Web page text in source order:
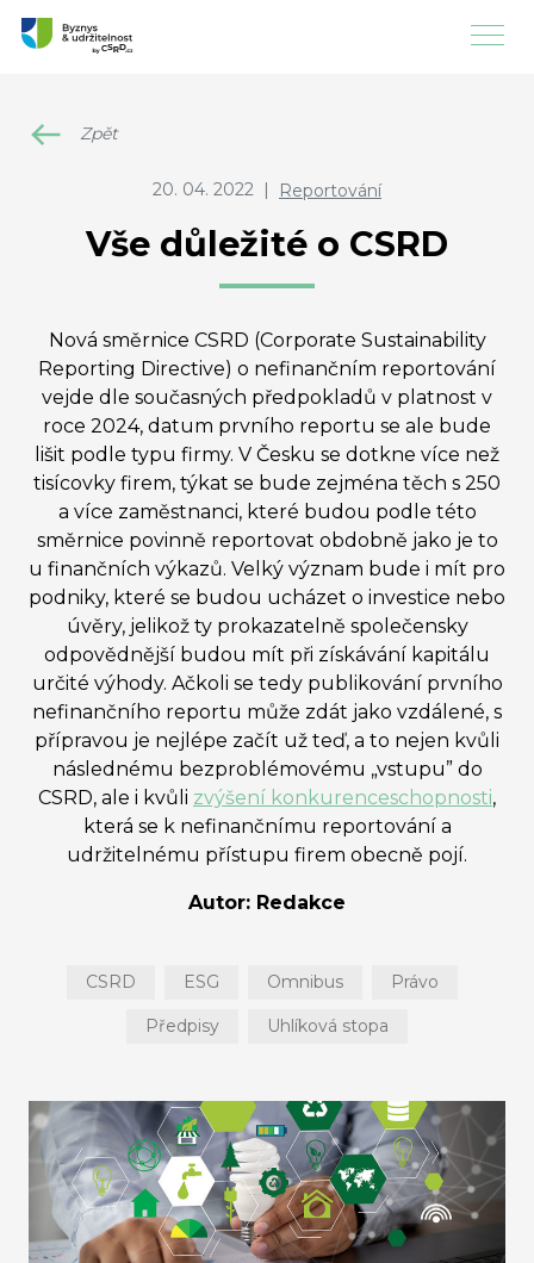
Zpět
20. 04. 2022 | Reportování
Vše důležité o CSRD
Nová směrnice CSRD (Corporate Sustainability
Reporting Directive) o nefinančním reportování
vejde dle současných předpokladů v platnost v
roce 2024, datum prvního reportu se ale bude
lišit podle typu firmy. V Česku se dotkne více než
tisícovky firem, týkat se bude zejména těch s 250
a více zaměstnanci, které budou podle této
směrnice povinně reportovat obdobně jako je to
u finančních výkazů. Velký význam bude i mít pro
podniky, které se budou ucházet o investice nebo
úvěry, jelikož ty prokazatelně společensky
odpovědnější budou mít při získávání kapitálu
určité výhody. Ačkoli se tedy publikování prvního
nefinančního reportu může zdát jako vzdálené, s
přípravou je nejlépe začít už teď, a to nejen kvůli
následnému bezproblémovému „vstupu” do
CSRD, ale i kvůli zvýšení konkurenceschopnosti,
která se k nefinančnímu reportování a
udržitelnému přístupu firem obecně pojí.
Autor: Redakce
CSRD ESG Omnibus Právo
Předpisy Uhlíková stopa